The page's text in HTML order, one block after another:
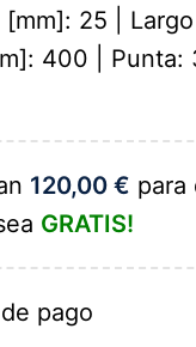
[mm]: 25 |
400 | Punta:
120,00 € para
GRATIS!